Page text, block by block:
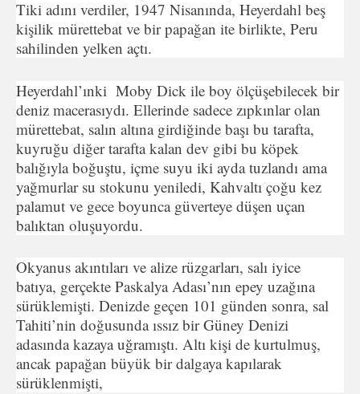
Tiki adını verdiler, 1947 Nisanında, Heyerdahl beş
kişilik mürettebat ve bir papağan ite birlikte, Peru
sahilinden yelken açtı.
Heyerdahl’ınki Moby Dick ile boy ölçüşebilecek bir
deniz macerasıydı. Ellerinde sadece zıpkınlar olan
mürettebat, salın altına girdiğinde başı bu tarafta,
kuyruğu diğer tarafta kalan dev gibi bu köpek
balığıyla boğuştu, içme suyu iki ayda tuzlandı ama
yağmurlar su stokunu yeniledi, Kahvaltı çoğu kez
palamut ve gece boyunca güverteye düşen uçan
balıktan oluşuyordu.
Okyanus akıntıları ve alize rüzgarları, salı iyice
batıya, ger­çekte Paskalya Adası’nın epey uzağına
sürüklemişti. Denizde geçen 101 günden sonra, sal
Tahiti’nin doğusunda ıssız bir Güney Denizi
adasında kazaya uğramıştı. Altı kişi de kurtulmuş,
ancak papağan büyük bir dalgaya kapılarak
sürüklenmişti,